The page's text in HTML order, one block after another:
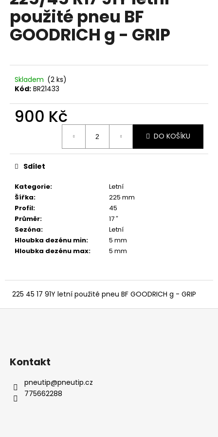
5
hvězdiček.
použité pneu BF
GOODRICH g - GRIP
Skladem (2 ks)
Kód: BR21433
900 Kč
DO KOŠÍKU
Kategorie:
Letní
Šířka:
225 mm
Profil:
45
Průměr:
17 ″
Sezóna:
Letní
Hloubka dezénu min:
5 mm
Hloubka dezénu max: 5 mm
Sdílet
225 45 17 91Y letní použité pneu BF GOODRICH g - GRIP
a
j
í
?
D
o
o
u
č
u
e
Z
Kontakt
pneutip@pneutip.cz
775662288